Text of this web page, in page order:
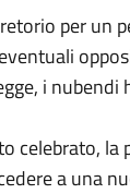
per un
i
la
a una